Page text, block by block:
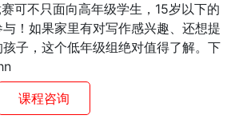
可不只面向高年级学生，15岁以下的
！如果家里有对写作感兴趣、还想提
子，这个低年级组绝对值得了解。下
课程咨询